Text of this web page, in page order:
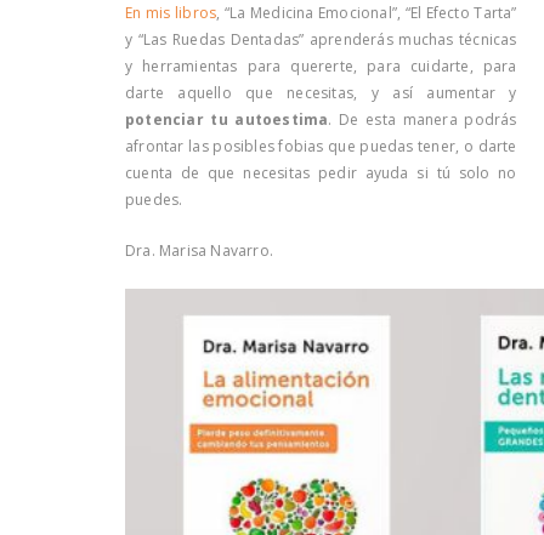
En mis libros, “La Medicina Emocional”, “El Efecto Tarta”
y “Las Ruedas Dentadas” aprenderás muchas técnicas
y herramientas para quererte, para cuidarte, para
darte aquello que necesitas, y así aumentar y
potenciar tu autoestima. De esta manera podrás
afrontar las posibles fobias que puedas tener, o darte
cuenta de que necesitas pedir ayuda si tú solo no
puedes.
Dra. Marisa Navarro.